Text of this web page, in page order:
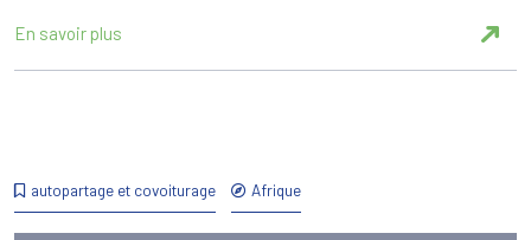
En savoir plus
autopartage et covoiturage Afrique